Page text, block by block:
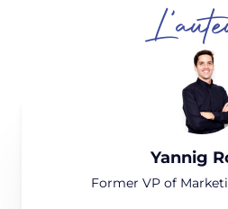
Yannig
Former VP of